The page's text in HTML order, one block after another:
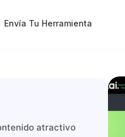
Envía Tu Herramienta
atractivo